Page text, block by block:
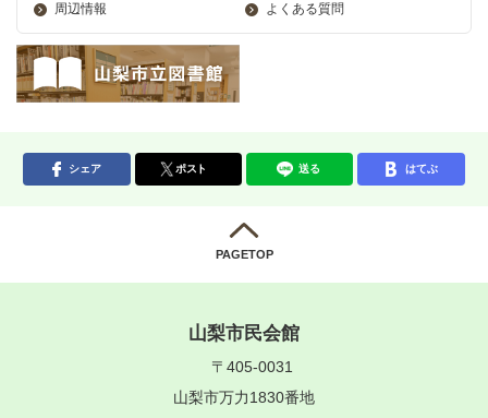
周辺情報
よくある質問
シェア ポスト 送る はてぶ
PAGETOP
山梨市民会館
〒405-0031
山梨市万力1830番地